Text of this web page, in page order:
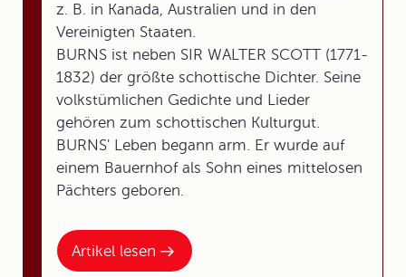
Artikel lesen
z. B. in Kanada, Australien und in den
Vereinigten Staaten.
BURNS ist neben SIR WALTER SCOTT (1771-
1832) der größte schottische Dichter. Seine
volkstümlichen Gedichte und Lieder
gehören zum schottischen Kulturgut.
BURNS' Leben begann arm. Er wurde auf
einem Bauernhof als Sohn eines mittelosen
Pächters geboren.